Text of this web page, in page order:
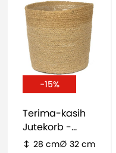
-15%
Terima-kasih
Jutekorb -
natürlich
28 cm 32 cm